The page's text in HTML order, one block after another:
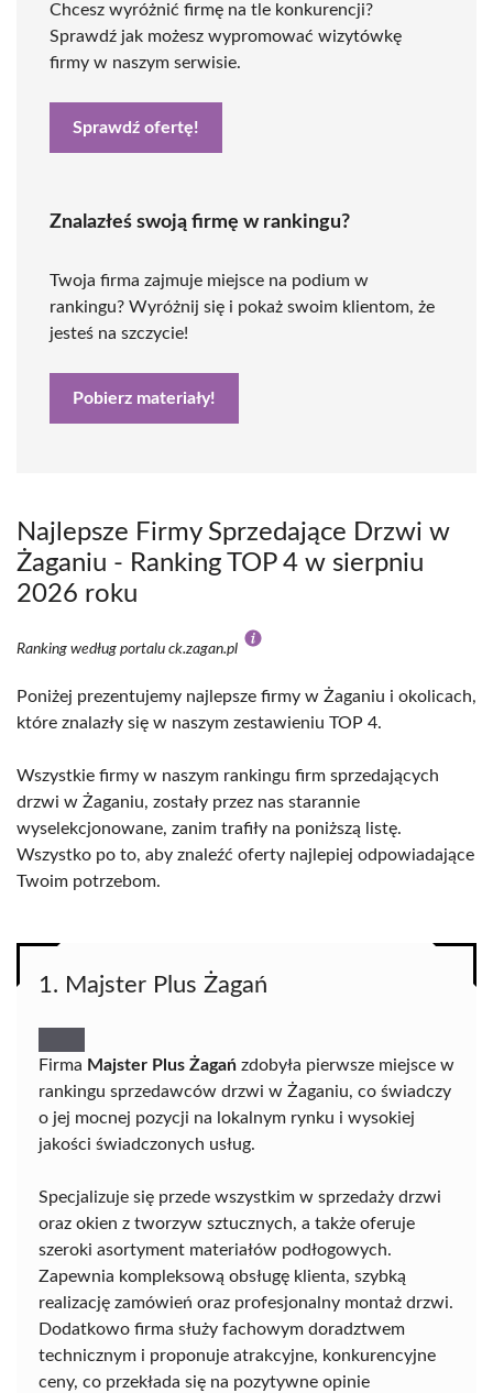
Chcesz wyróżnić firmę na tle konkurencji?
Sprawdź jak możesz wypromować wizytówkę
firmy w naszym serwisie.
Sprawdź ofertę!
Znalazłeś swoją firmę w rankingu?
Twoja firma zajmuje miejsce na podium w
rankingu? Wyróżnij się i pokaż swoim klientom, że
jesteś na szczycie!
Pobierz materiały!
Najlepsze Firmy Sprzedające Drzwi w
Żaganiu - Ranking TOP 4 w sierpniu
2026 roku
Ranking według portalu ck.zagan.pl
Poniżej prezentujemy najlepsze firmy w Żaganiu i okolicach,
które znalazły się w naszym zestawieniu TOP 4.
Wszystkie firmy w naszym rankingu firm sprzedających
drzwi w Żaganiu, zostały przez nas starannie
wyselekcjonowane, zanim trafiły na poniższą listę.
Wszystko po to, aby znaleźć oferty najlepiej odpowiadające
Twoim potrzebom.
1. Majster Plus Żagań
Firma Majster Plus Żagań zdobyła pierwsze miejsce w
rankingu sprzedawców drzwi w Żaganiu, co świadczy
o jej mocnej pozycji na lokalnym rynku i wysokiej
jakości świadczonych usług.
Specjalizuje się przede wszystkim w sprzedaży drzwi
oraz okien z tworzyw sztucznych, a także oferuje
szeroki asortyment materiałów podłogowych.
Zapewnia kompleksową obsługę klienta, szybką
realizację zamówień oraz profesjonalny montaż drzwi.
Dodatkowo firma służy fachowym doradztwem
technicznym i proponuje atrakcyjne, konkurencyjne
ceny, co przekłada się na pozytywne opinie